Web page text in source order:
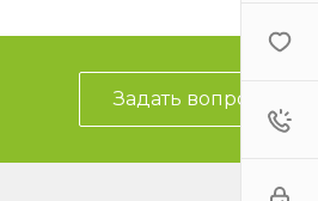
Задать вопрос